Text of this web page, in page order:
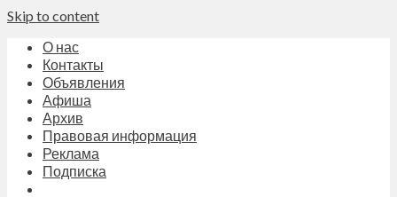
Skip to content
О нас
Контакты
Объявления
Афиша
Архив
Правовая информация
Реклама
Подписка